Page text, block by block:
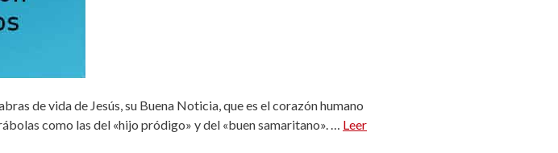
de vida de Jesús, su Buena Noticia, que es el corazón humano
como las del «hijo pródigo» y del «buen samaritano». … Leer